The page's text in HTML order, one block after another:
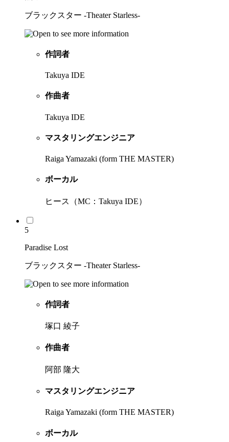
ブラックスター -Theater Starless-
作詞者
Takuya IDE
作曲者
Takuya IDE
マスタリングエンジニア
Raiga Yamazaki (form THE MASTER)
ボーカル
ヒース（MC：Takuya IDE）
5
Paradise Lost
ブラックスター -Theater Starless-
作詞者
塚口 綾子
作曲者
阿部 隆大
マスタリングエンジニア
Raiga Yamazaki (form THE MASTER)
ボーカル